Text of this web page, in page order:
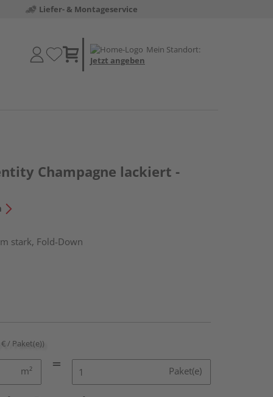
Liefer- & Montageservice
Mein Standort:
Jetzt angeben
Champagne lackiert -
stark, Fold-Down
/ Paket(e))
m² Paket(e)